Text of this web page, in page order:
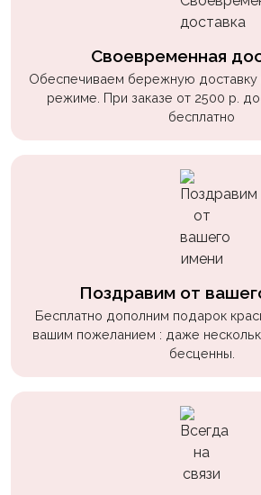
Своевременная
Обеспечиваем бережную доставку
режиме. При заказе от 2500 р.
бесплатно
Поздравим от
Бесплатно дополним подарок
вашим пожеланием : даже
бесценны.